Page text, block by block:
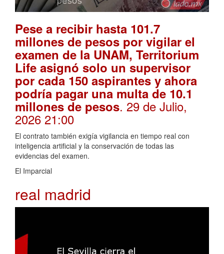
Pese a recibir hasta 101.7
millones de pesos por vigilar el
examen de la UNAM, Territorium
Life asignó solo un supervisor
por cada 150 aspirantes y ahora
podría pagar una multa de 10.1
millones de pesos. 29 de Julio,
2026 21:00
El contrato también exigía vigilancia en tiempo real con
inteligencia artificial y la conservación de todas las
evidencias del examen.
El Imparcial
real madrid